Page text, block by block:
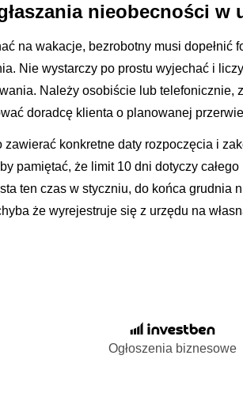
nieobecności w
na wakacje, bezrobotny musi dopełnić
Nie wystarczy po prostu wyjechać i
Należy osobiście lub telefonicznie,
doradcę klienta o planowanej
zawierać konkretne daty rozpoczęcia i
pamiętać, że limit 10 dni dotyczy
ten czas w styczniu, do końca grudnia
że wyrejestruje się z urzędu na
Ogłoszenia biznesowe